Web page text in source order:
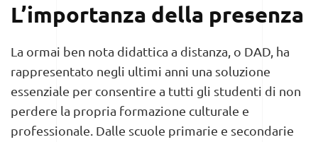
L’importanza della presenza
La ormai ben nota didattica a distanza, o DAD, ha
rappresentato negli ultimi anni una soluzione
essenziale per consentire a tutti gli studenti di non
perdere la propria formazione culturale e
professionale. Dalle scuole primarie e secondarie